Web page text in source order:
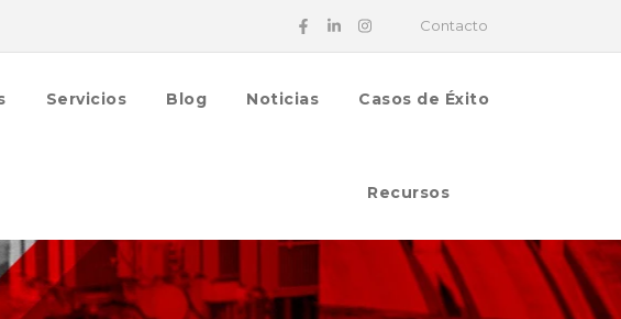
Contacto
Servicios Blog Noticias Casos de Éxito
Recursos